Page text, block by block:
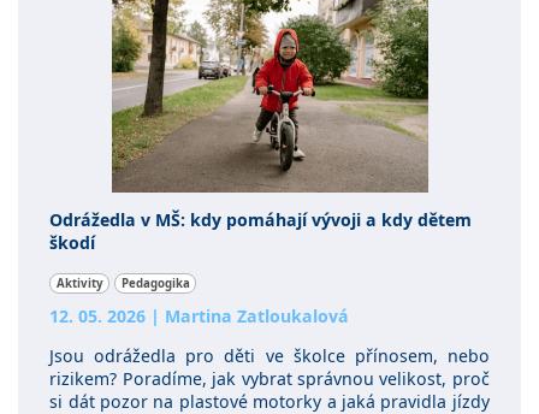
Odrážedla v MŠ: kdy pomáhají vývoji a kdy dětem
škodí
Aktivity Pedagogika
12. 05. 2026 | Martina Zatloukalová
Jsou odrážedla pro děti ve školce přínosem, nebo
rizikem? Poradíme, jak vybrat správnou velikost, proč
si dát pozor na plastové motorky a jaká pravidla jízdy